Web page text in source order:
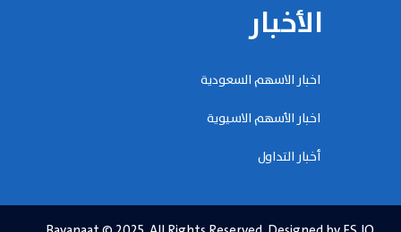
الأخبار
اخبار الاسهم السعودية
اخبار الأسهم الاسيوية
أخبار التداول